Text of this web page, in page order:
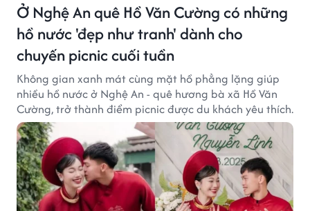
Ở Nghệ An quê Hồ Văn Cường có những
hồ nước 'đẹp như tranh' dành cho
chuyến picnic cuối tuần
Không gian xanh mát cùng mặt hồ phẳng lặng giúp
nhiều hồ nước ở Nghệ An - quê hương bà xã Hồ Văn
Cường, trở thành điểm picnic được du khách yêu thích.